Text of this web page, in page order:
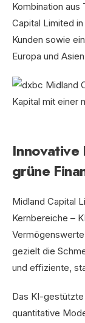
Kombination aus
Capital Limited
Kunden sowie
Europa und
grüne
Midland Capital
Kernbereiche –
gezielt die
und effiziente,
Das KI-
quantitative